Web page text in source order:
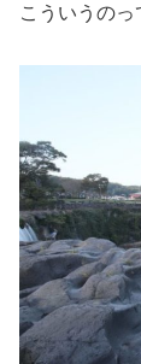
こういうのっ